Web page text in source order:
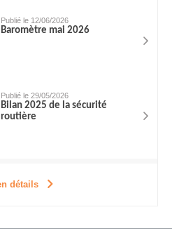
Publié le 12/06/2026
Baromètre mai 2026
Publié le 29/05/2026
Bilan 2025 de la sécurité
routière
détails